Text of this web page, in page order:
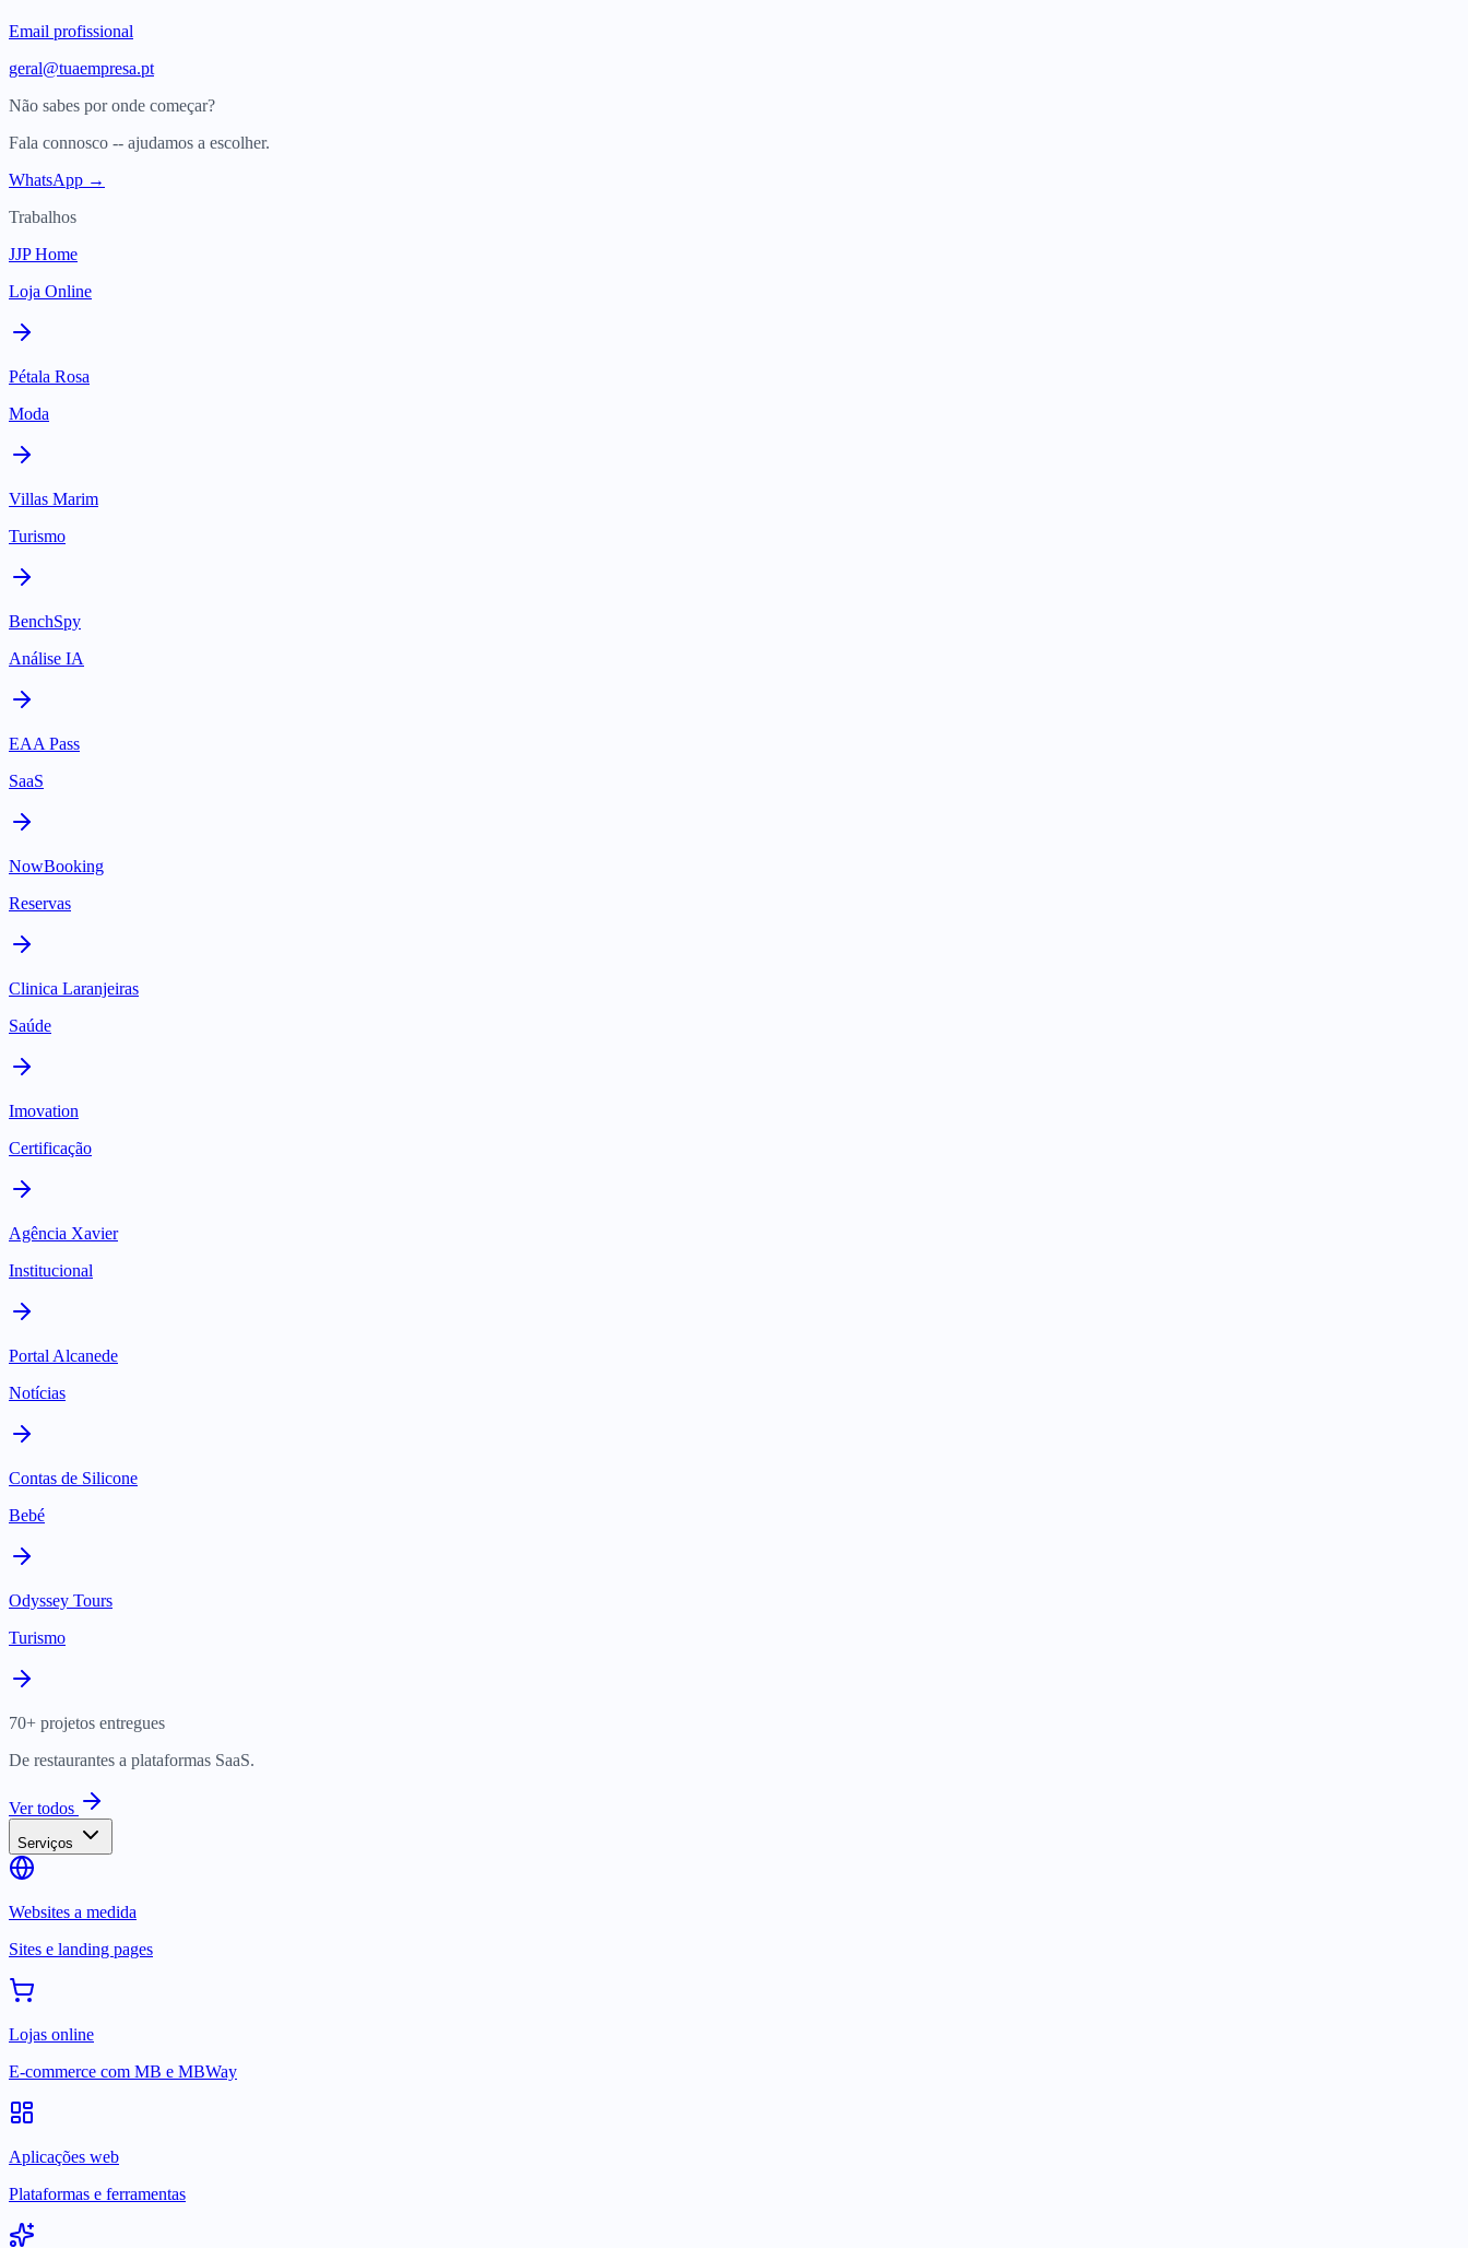
Email profissional
geral@tuaempresa.pt
Não sabes por onde começar?
Fala connosco -- ajudamos a escolher.
WhatsApp →
Trabalhos
JJP Home
Loja Online
Pétala Rosa
Moda
Villas Marim
Turismo
BenchSpy
Análise IA
EAA Pass
SaaS
NowBooking
Reservas
Clinica Laranjeiras
Saúde
Imovation
Certificação
Agência Xavier
Institucional
Portal Alcanede
Notícias
Contas de Silicone
Bebé
Odyssey Tours
Turismo
70+ projetos entregues
De restaurantes a plataformas SaaS.
Ver todos
Serviços
Websites a medida
Sites e landing pages
Lojas online
E-commerce com MB e MBWay
Aplicações web
Plataformas e ferramentas